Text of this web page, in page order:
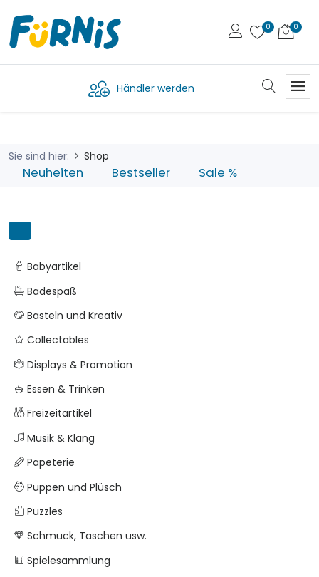
Händler werden
Sie sind hier: Shop
Neuheiten Bestseller Sale %
Babyartikel
Badespaß
Basteln und Kreativ
Collectables
Displays & Promotion
Essen & Trinken
Freizeitartikel
Musik & Klang
Papeterie
Puppen und Plüsch
Puzzles
Schmuck, Taschen usw.
Spielesammlung